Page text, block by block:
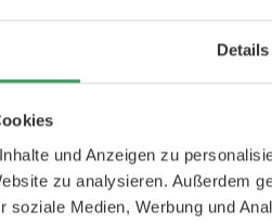
Details
und Anzeigen zu
zu analysieren. Außerdem
soziale Medien, Werbung und